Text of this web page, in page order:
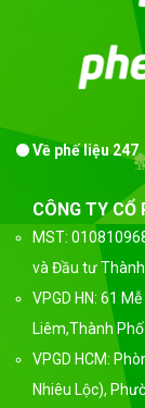
Về phế liệu 247
CÔNG TY CỔ
MST:
và Đầu tư Thành
VPGD HN: 61
Liêm,Thành
VPGD HCM:
Nhiêu Lộc),